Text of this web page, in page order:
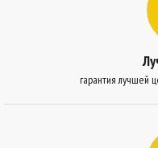
гарантия лучшей